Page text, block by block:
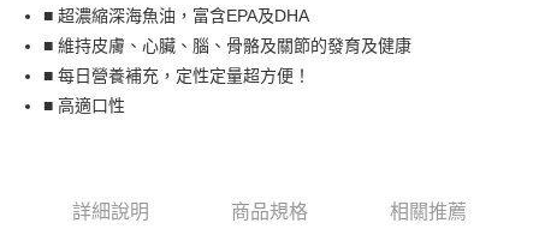
悠遊付
貨到付款
運送方式
■ 超濃縮深海魚油，富含EPA及DHA
■ 維持皮膚、心臟、腦、骨骼及關節的發育及健康
■ 每日營養補充，定性定量超方便！
■ 高適口性
詳細說明 商品規格 相關推薦